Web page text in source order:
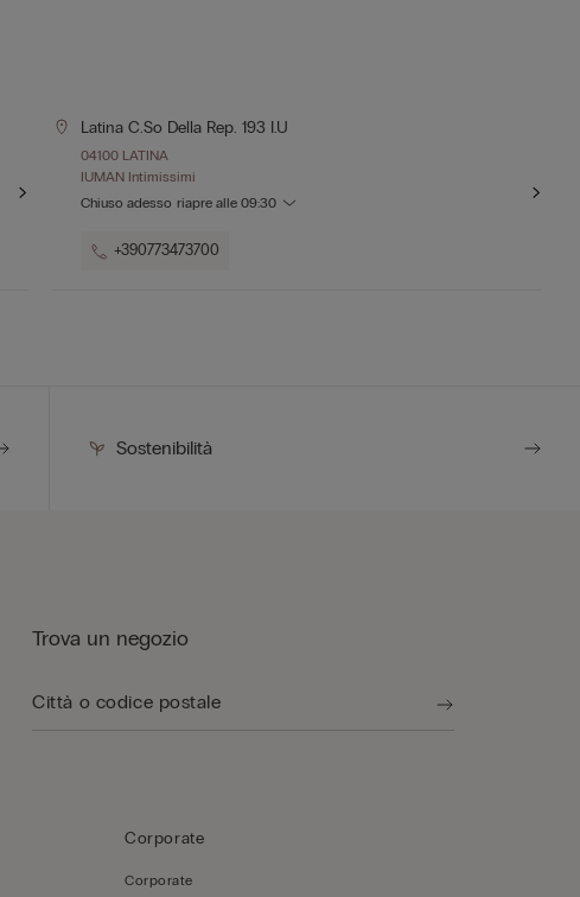
Latina C.so Della Rep. 193 I.u
04100 LATINA
IUMAN Intimissimi
Chiuso adesso riapre alle 09:30
+390773473700
Sostenibilità
Trova un negozio
Corporate
Corporate